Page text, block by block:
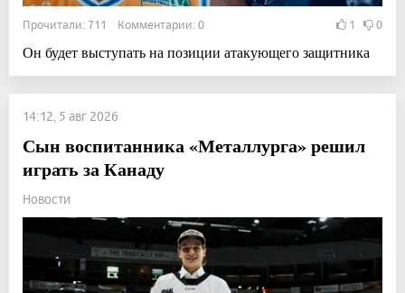
Прочитали: 711 Комментарии: 0 1 0
Он будет выступать на позиции атакующего защитника
14:12, 5 авг 2026
Сын воспитанника «Металлурга» решил
играть за Канаду
Новости